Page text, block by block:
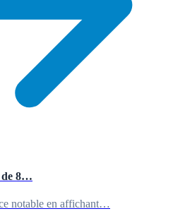
de 8…
notable en affichant…